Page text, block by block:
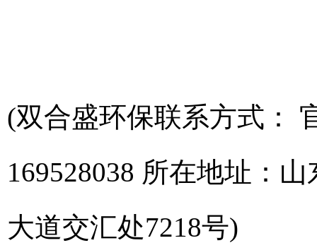
(双合盛环保联系方式：
169528038 所在地址：
大道交汇处7218号)